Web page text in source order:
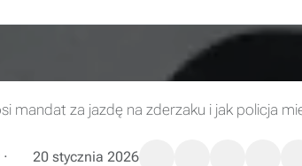
mandat za jazdę na zderzaku i jak policja
· 20 stycznia 2026